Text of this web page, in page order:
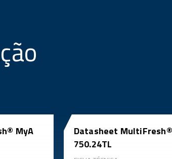
MyA
Datasheet
750.24TL